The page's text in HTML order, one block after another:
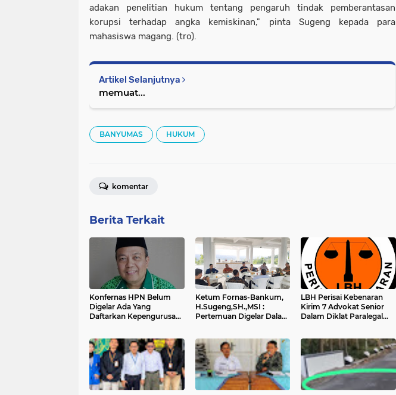
adakan penelitian hukum tentang pengaruh tindak pemberantasan
korupsi terhadap angka kemiskinan," pinta Sugeng kepada para
mahasiswa magang. (tro).
Artikel Selanjutnya
memuat...
BANYUMAS HUKUM
komentar
Berita Terkait
Konfernas HPN Belum
Digelar Ada Yang
Daftarkan Kepengurusan
Ketum Fornas-Bankum,
H.Sugeng,SH.,MSI :
Pertemuan Digelar Dalam
Internal Pengurus
LBH Perisai Kebenaran
Kirim 7 Advokat Senior
Dalam Diklat Paralegal